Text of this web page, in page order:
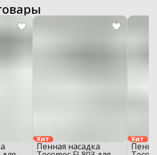
Хит
Пенная насадка
Хит